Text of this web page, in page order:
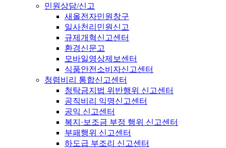
민원상담/신고
새올전자민원창구
일사천리민원신고
규제개혁신고센터
환경신문고
모바일영상제보센터
식품안전소비자신고센터
청렴비리 통합신고센터
청탁금지법 위반행위 신고센터
공직비리 익명신고센터
공익 신고센터
복지·보조금 부정 행위 신고센터
부패행위 신고센터
하도급 부조리 신고센터